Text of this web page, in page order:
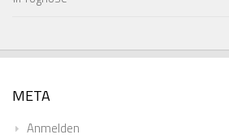
META
Anmelden